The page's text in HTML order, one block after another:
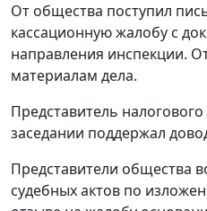
От общества поступил
кассационную жалобу с
направления инспекции.
материалам дела.
Представитель
заседании поддержал
Представители общества
судебных актов по